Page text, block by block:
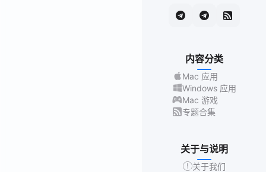
内容分类
Mac 应用
Windows 应用
Mac 游戏
专题合集
关于与说明
关于我们